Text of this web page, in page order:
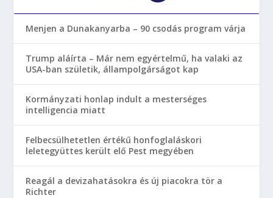
Menjen a Dunakanyarba – 90 csodás program várja
Trump aláírta – Már nem egyértelmű, ha valaki az
USA-ban születik, állampolgárságot kap
Kormányzati honlap indult a mesterséges
intelligencia miatt
Felbecsülhetetlen értékű honfoglaláskori
leletegyüttes került elő Pest megyében
Reagál a devizahatásokra és új piacokra tör a
Richter